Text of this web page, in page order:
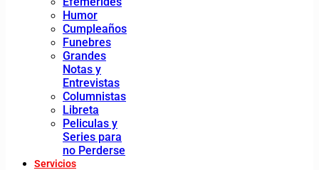
Humor
Cumpleaños
Funebres
Grandes
Notas y
Entrevistas
Columnistas
Libreta
Peliculas y
Series para
no Perderse
Servicios